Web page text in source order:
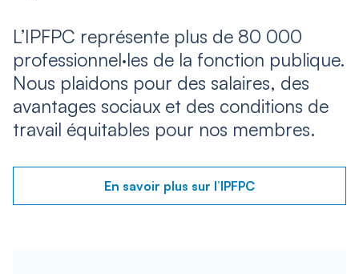
L’IPFPC représente plus de 80 000
professionnel·les de la fonction publique.
Nous plaidons pour des salaires, des
avantages sociaux et des conditions de
travail équitables pour nos membres.
En savoir plus sur l’IPFPC